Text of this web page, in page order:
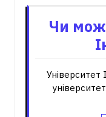
Чи
Університет